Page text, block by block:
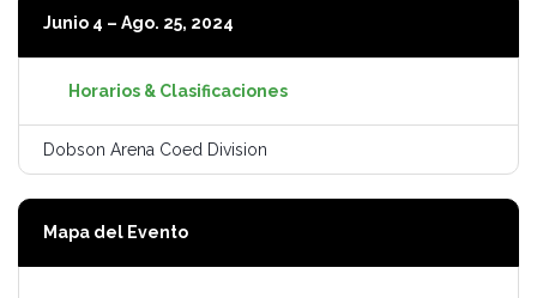
Junio 4 – Ago. 25, 2024
Horarios & Clasificaciones
Dobson Arena Coed Division
Mapa del Evento